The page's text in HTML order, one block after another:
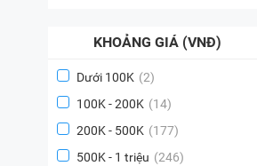
KHOẢNG GIÁ (VNĐ)
Dưới 100K (2)
100K - 200K (14)
200K - 500K (177)
500K - 1 triệu (246)